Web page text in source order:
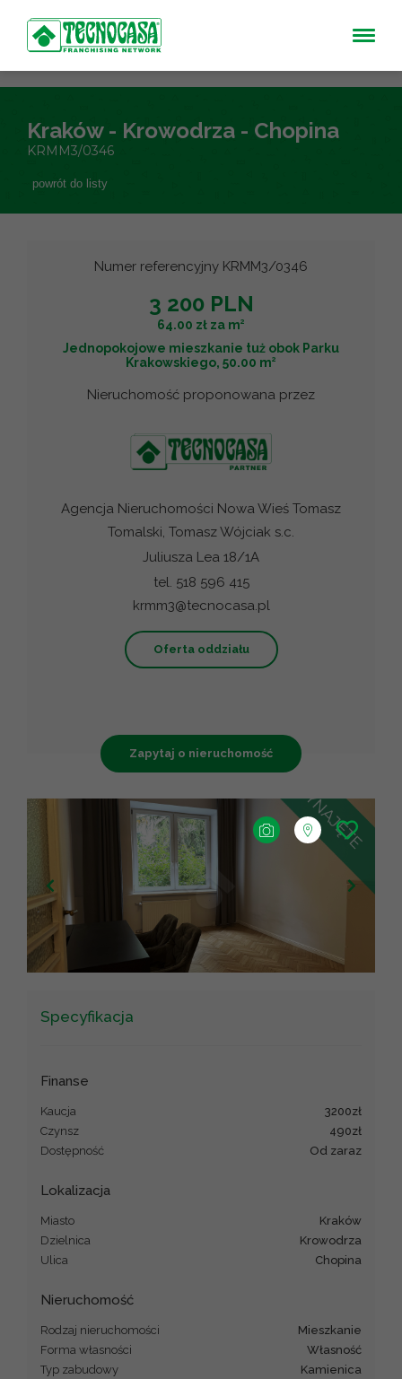
Kraków - Krowodrza - Chopina
KRMM3/0346
powrót do listy
Numer referencyjny KRMM3/0346
3 200 PLN
64.00 zł za m2
Jednopokojowe mieszkanie tuż obok Parku
Krakowskiego, 50.00 m2
Nieruchomość proponowana przez
Agencja Nieruchomości Nowa Wieś Tomasz
Tomalski, Tomasz Wójciak s.c.
Juliusza Lea 18/1A
tel. 518 596 415
krmm3@tecnocasa.pl
Oferta oddziału
Zapytaj o nieruchomość
contributors ©
Specyfikacja
Finanse
Kaucja
3200zł
Czynsz
490zł
Dostępność
od zaraz
Lokalizacja
Miasto
Kraków
Dzielnica
Krowodrza
Ulica
Chopina
Nieruchomość
Rodzaj nieruchomości
mieszkanie
Forma własności
Własność
Typ zabudowy
kamienica